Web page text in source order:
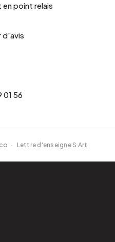
en point relais
d'avis
01 56
· Lettre d'enseigne S Art